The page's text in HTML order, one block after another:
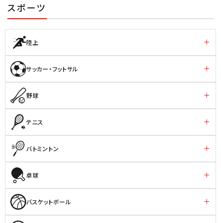
スポーツ
陸上
サッカー・フットサル
野球
テニス
バトミントン
卓球
バスケットボール